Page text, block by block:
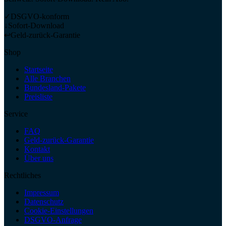
✓ DSGVO-konform
↓Sofort-Download
↩Geld-zurück-Garantie
Shop
Startseite
Alle Branchen
Bundesland-Pakete
Preisliste
Service
FAQ
Geld-zurück-Garantie
Kontakt
Über uns
Rechtliches
Impressum
Datenschutz
Cookie-Einstellungen
DSGVO-Anfrage